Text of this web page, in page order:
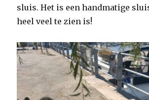
sluis. Het is een handmatige
heel veel te zien is!